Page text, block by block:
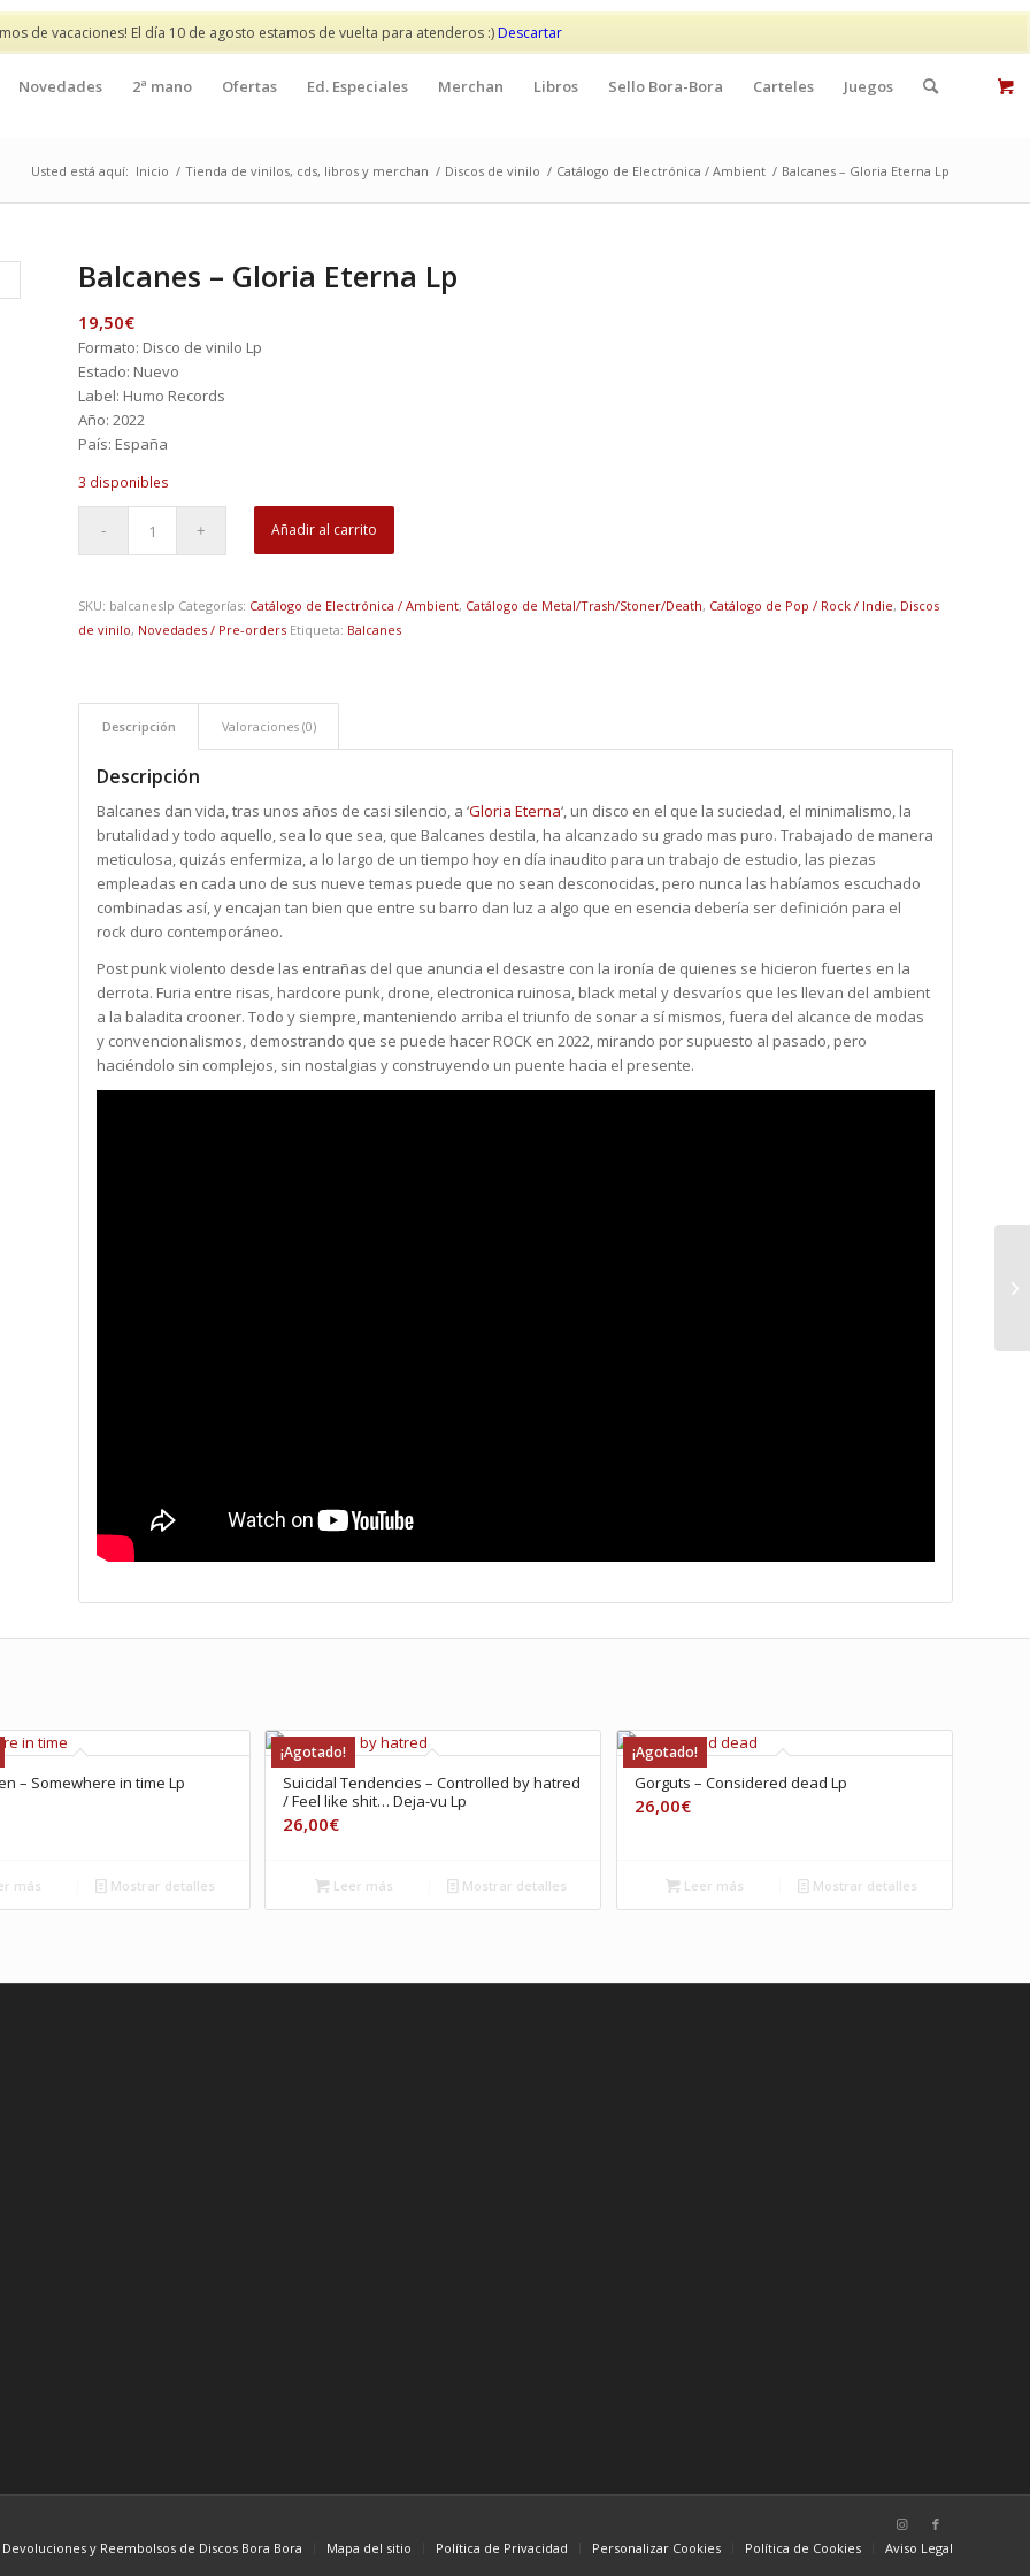
de vacaciones! El día 10 de agosto estamos de vuelta para atenderos :)Descartar
Mi cuenta Contacto
Novedades 2ª mano Ofertas Ed. Especiales Merchan Libros Sello Bora-Bora Carteles Juegos
Usted está aquí: Inicio / Tienda de vinilos, cds, libros y merchan / Discos de vinilo / Catálogo de Electrónica / Ambient / Balcanes – Gloria Eterna Lp
Balcanes – Gloria Eterna Lp
19,50€
Formato: Disco de vinilo Lp
Estado: Nuevo
Label: Humo Records
Año: 2022
País: España
3 disponibles
Añadir al carrito
SKU: balcaneslp Categorías: Catálogo de Electrónica / Ambient, Catálogo de Metal/Trash/Stoner/Death, Catálogo de Pop / Rock / Indie, Discos
de vinilo, Novedades / Pre-orders Etiqueta: Balcanes
Descripción Valoraciones (0)
Descripción
Balcanes dan vida, tras unos años de casi silencio, a ‘Gloria Eterna‘, un disco en el que la suciedad, el minimalismo, la
brutalidad y todo aquello, sea lo que sea, que Balcanes destila, ha alcanzado su grado mas puro. Trabajado de manera
meticulosa, quizás enfermiza, a lo largo de un tiempo hoy en día inaudito para un trabajo de estudio, las piezas
empleadas en cada uno de sus nueve temas puede que no sean desconocidas, pero nunca las habíamos escuchado
combinadas así, y encajan tan bien que entre su barro dan luz a algo que en esencia debería ser definición para el
rock duro contemporáneo.
Post punk violento desde las entrañas del que anuncia el desastre con la ironía de quienes se hicieron fuertes en la
derrota. Furia entre risas, hardcore punk, drone, electronica ruinosa, black metal y desvaríos que les llevan del ambient
a la baladita crooner. Todo y siempre, manteniendo arriba el triunfo de sonar a sí mismos, fuera del alcance de modas
y convencionalismos, demostrando que se puede hacer ROCK en 2022, mirando por supuesto al pasado, pero
haciéndolo sin complejos, sin nostalgias y construyendo un puente hacia el presente.
– Somewhere in time Lp
más Mostrar detalles
¡Agotado!
Suicidal Tendencies – Controlled by hatred
/ Feel like shit… Deja-vu Lp
26,00€
Leer más Mostrar detalles
¡Agotado!
Gorguts – Considered dead Lp
26,00€
Leer más Mostrar detalles
y Reembolsos de Discos Bora Bora Mapa del sitio Política de Privacidad Personalizar Cookies Política de Cookies Aviso Legal